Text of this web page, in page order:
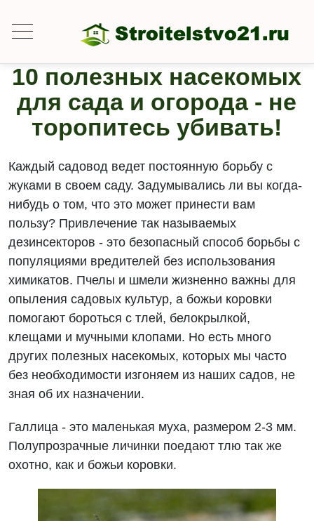
10 полезных насекомых
для сада и огорода - не
торопитесь убивать!
Каждый садовод ведет постоянную борьбу с
жуками в своем саду. Задумывались ли вы когда-
нибудь о том, что это может принести вам
пользу? Привлечение так называемых
дезинсекторов - это безопасный способ борьбы с
популяциями вредителей без использования
химикатов. Пчелы и шмели жизненно важны для
опыления садовых культур, а божьи коровки
помогают бороться с тлей, белокрылкой,
клещами и мучными клопами. Но есть много
других полезных насекомых, которых мы часто
без необходимости изгоняем из наших садов, не
зная об их назначении.
Галлица - это маленькая муха, размером 2-3 мм.
Полупрозрачные личинки поедают тлю так же
охотно, как и божьи коровки.